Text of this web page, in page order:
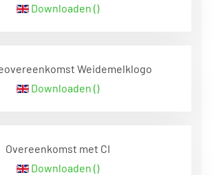
Downloaden ()
Weidemelklogo
Downloaden ()
Overeenkomst met CI
Downloaden ()